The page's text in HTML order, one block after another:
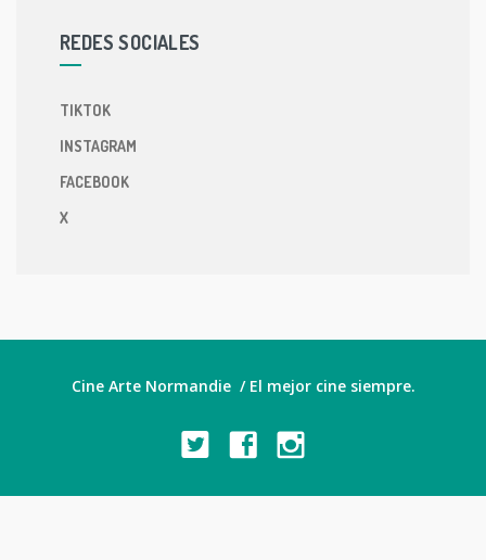
REDES SOCIALES
TIKTOK
INSTAGRAM
FACEBOOK
X
Cine Arte Normandie / El mejor cine siempre.